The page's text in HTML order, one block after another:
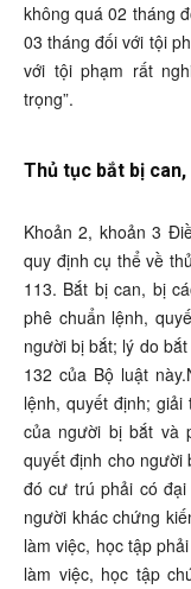
không quá 02 tháng
03 tháng đối với tội
với tội phạm rất
trọng”.
Thủ tục bắt bị
Khoản 2, khoản 3
quy định cụ thể về
113. Bắt bị can, bị
phê chuẩn lệnh,
người bị bắt; lý do
132 của Bộ luật
lệnh, quyết định;
của người bị bắt và
quyết định cho người
đó cư trú phải có
người khác chứng
làm việc, học tập
làm việc, học tập